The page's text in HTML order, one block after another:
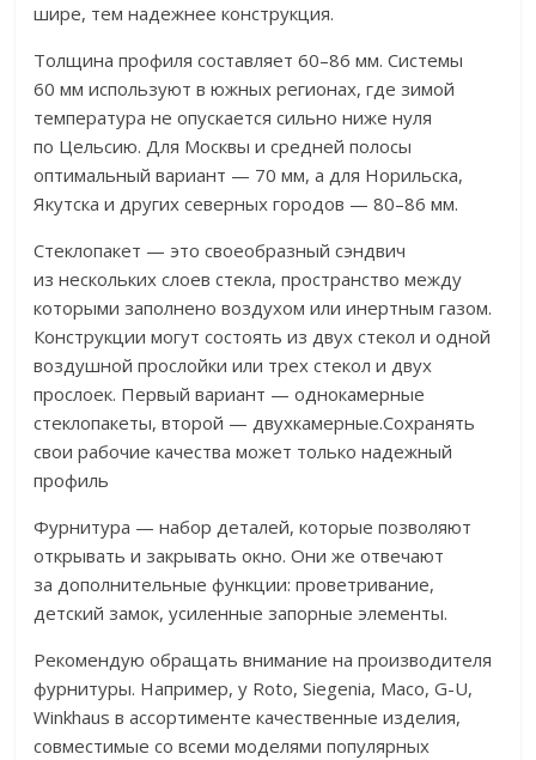
шире, тем надежнее конструкция.
Толщина профиля составляет 60–86 мм. Системы
60 мм используют в южных регионах, где зимой
температура не опускается сильно ниже нуля
по Цельсию. Для Москвы и средней полосы
оптимальный вариант — 70 мм, а для Норильска,
Якутска и других северных городов — 80–86 мм.
Стеклопакет — это своеобразный сэндвич
из нескольких слоев стекла, пространство между
которыми заполнено воздухом или инертным газом.
Конструкции могут состоять из двух стекол и одной
воздушной прослойки или трех стекол и двух
прослоек. Первый вариант — однокамерные
стеклопакеты, второй — двухкамерные.Сохранять
свои рабочие качества может только надежный
профиль
Фурнитура — набор деталей, которые позволяют
открывать и закрывать окно. Они же отвечают
за дополнительные функции: проветривание,
детский замок, усиленные запорные элементы.
Рекомендую обращать внимание на производителя
фурнитуры. Например, у Roto, Siegenia, Maco, G-U,
Winkhaus в ассортименте качественные изделия,
совместимые со всеми моделями популярных